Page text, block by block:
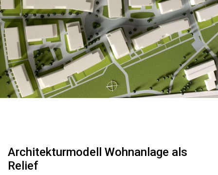
Architekturmodell Wohnanlage als
Relief